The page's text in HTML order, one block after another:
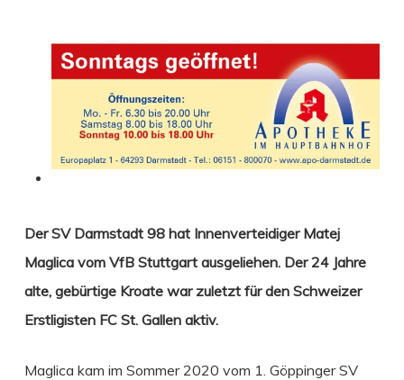
Der SV Darmstadt 98 hat Innenverteidiger Matej
Maglica vom VfB Stuttgart ausgeliehen. Der 24 Jahre
alte, gebürtigeKroate war zuletzt für den Schweizer
Erstligisten FC St. Gallen aktiv.
Maglica kam im Sommer 2020 vom 1. Göppinger SV